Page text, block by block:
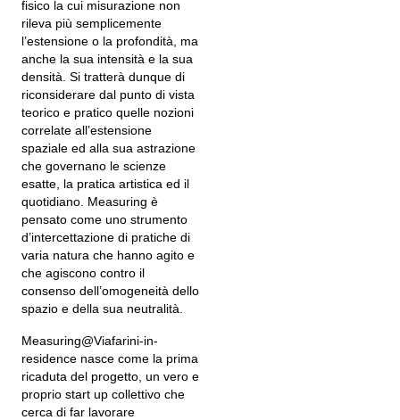
fisico la cui misurazione non
rileva più semplicemente
l’estensione o la profondità, ma
anche la sua intensità e la sua
densità. Si tratterà dunque di
riconsiderare dal punto di vista
teorico e pratico quelle nozioni
correlate all’estensione
spaziale ed alla sua astrazione
che governano le scienze
esatte, la pratica artistica ed il
quotidiano. Measuring è
pensato come uno strumento
d’intercettazione di pratiche di
varia natura che hanno agito e
che agiscono contro il
consenso dell’omogeneità dello
spazio e della sua neutralità.
Measuring@Viafarini-in-
residence nasce come la prima
ricaduta del progetto, un vero e
proprio start up collettivo che
cerca di far lavorare